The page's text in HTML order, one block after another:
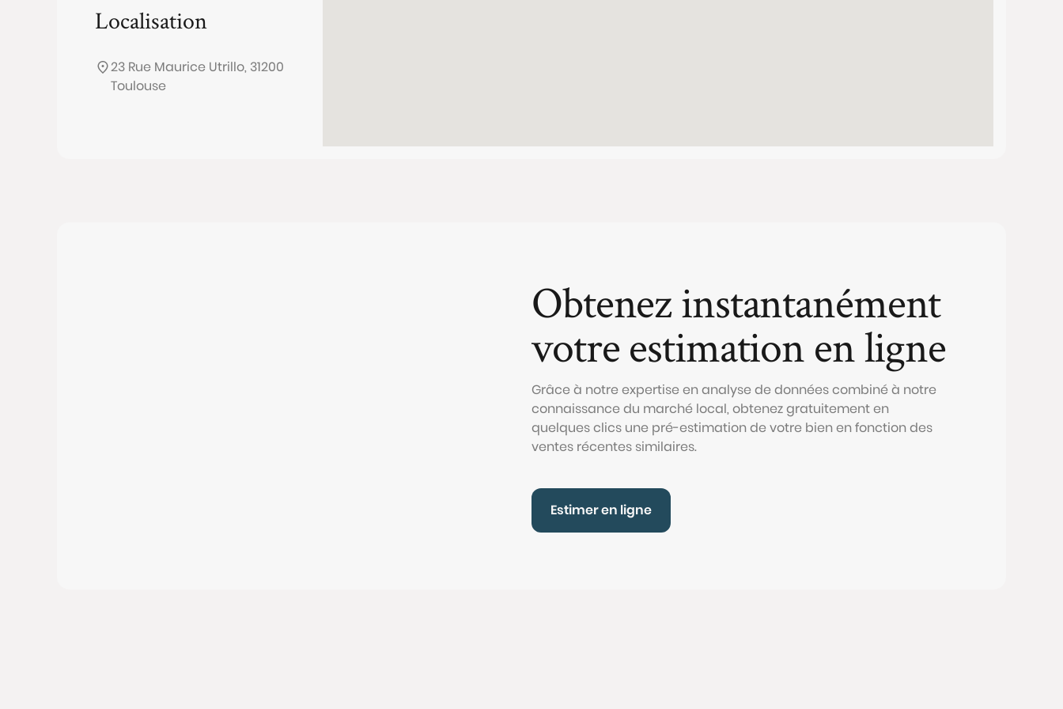
Localisation
23 Rue Maurice Utrillo, 31200
Toulouse
Obtenez instantanément
votre estimation en ligne
Grâce à notre expertise en analyse de données combiné à notre
connaissance du marché local, obtenez gratuitement en
quelques clics une pré-estimation de votre bien en fonction des
ventes récentes similaires.
Estimer en ligne